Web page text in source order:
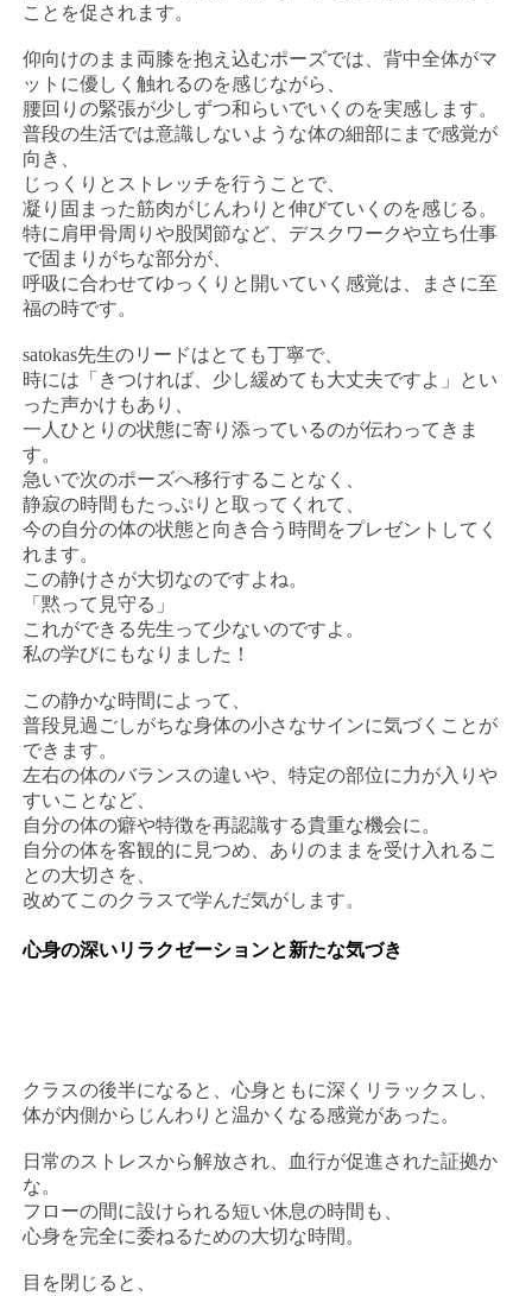
ことを促されます。
仰向けのまま両膝を抱え込むポーズでは、背中全体がマ
ットに優しく触れるのを感じながら、
腰回りの緊張が少しずつ和らいでいくのを実感します。
普段の生活では意識しないような体の細部にまで感覚が
向き、
じっくりとストレッチを行うことで、
凝り固まった筋肉がじんわりと伸びていくのを感じる。
特に肩甲骨周りや股関節など、デスクワークや立ち仕事
で固まりがちな部分が、
呼吸に合わせてゆっくりと開いていく感覚は、まさに至
福の時です。
satokas先生のリードはとても丁寧で、
時には「きつければ、少し緩めても大丈夫ですよ」とい
った声かけもあり、
一人ひとりの状態に寄り添っているのが伝わってきま
す。
急いで次のポーズへ移行することなく、
静寂の時間もたっぷりと取ってくれて、
今の自分の体の状態と向き合う時間をプレゼントしてく
れます。
この静けさが大切なのですよね。
「黙って見守る」
これができる先生って少ないのですよ。
私の学びにもなりました！
この静かな時間によって、
普段見過ごしがちな身体の小さなサインに気づくことが
できます。
左右の体のバランスの違いや、特定の部位に力が入りや
すいことなど、
自分の体の癖や特徴を再認識する貴重な機会に。
自分の体を客観的に見つめ、ありのままを受け入れるこ
との大切さを、
改めてこのクラスで学んだ気がします。
心身の深いリラクゼーションと新たな気づき
クラスの後半になると、心身ともに深くリラックスし、
体が内側からじんわりと温かくなる感覚があった。
日常のストレスから解放され、血行が促進された証拠か
な。
フローの間に設けられる短い休息の時間も、
心身を完全に委ねるための大切な時間。
目を閉じると、